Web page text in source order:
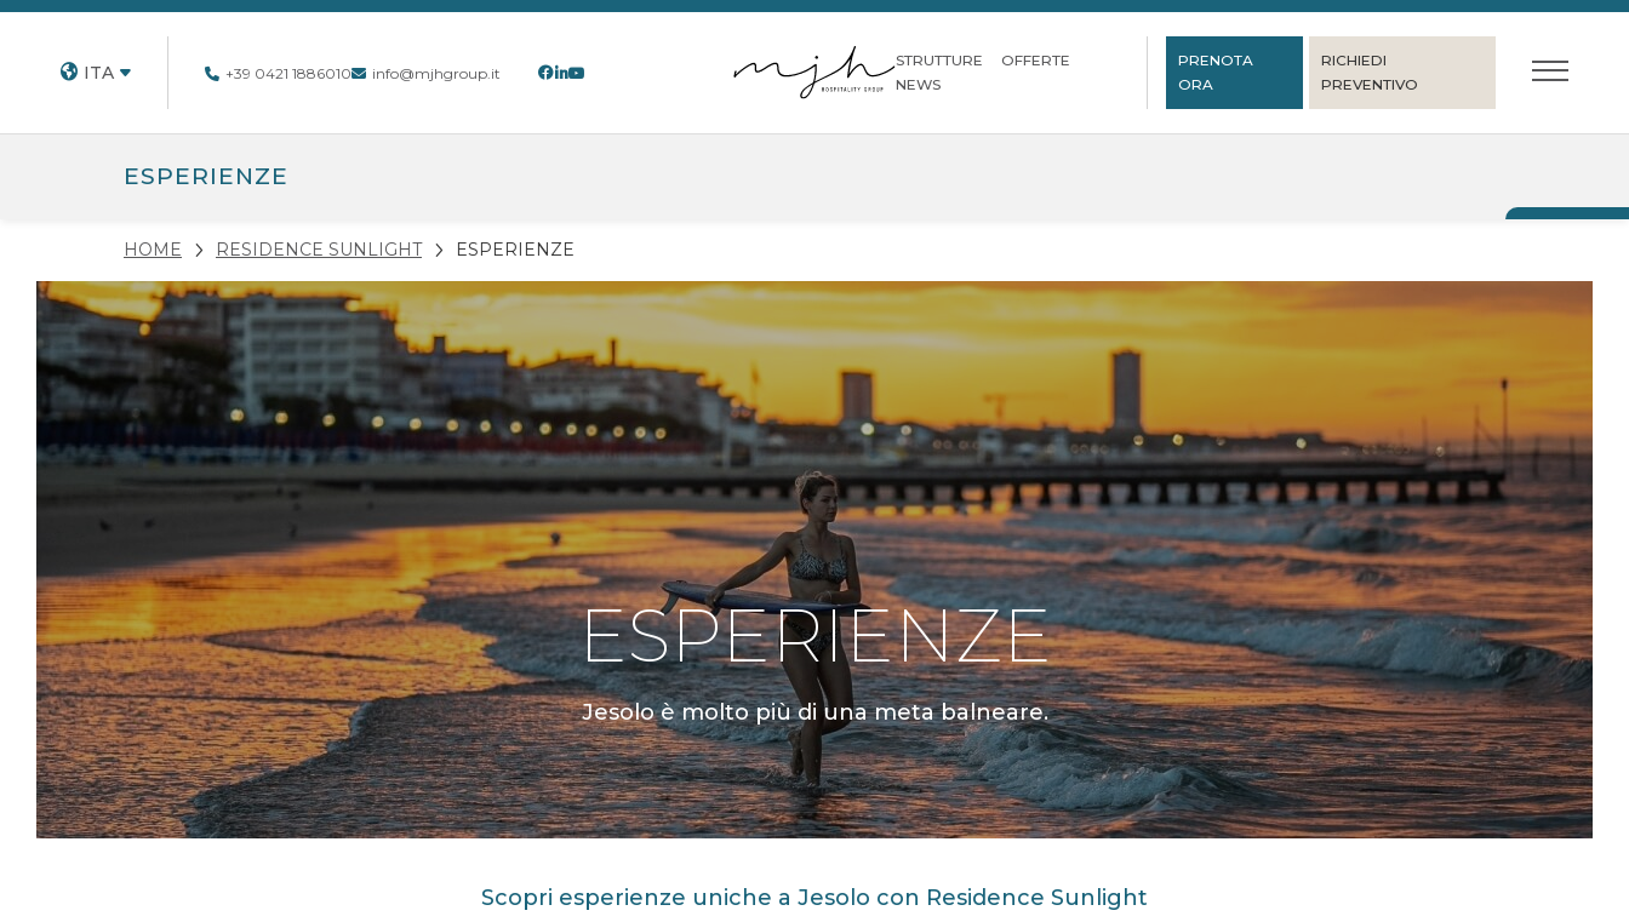
ITA +39 0421 1886010 info@mjhgroup.it
STRUTTURE
OFFERTE
NEWS
PRENOTA
ORA
RICHIEDI
PREVENTIVO
ESPERIENZE
HOME RESIDENCE SUNLIGHT ESPERIENZE
ESPERIENZE
Jesolo è molto più di una meta balneare.
Scopri esperienze uniche a Jesolo con Residence Sunlight